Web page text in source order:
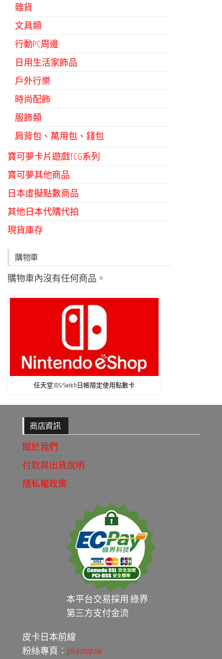
雜貨
文具類
行動PC周邊
日用生活家飾品
戶外行樂
時尚配飾
服飾類
肩背包、萬用包、錢包
寶可夢卡片遊戲TCG系列
寶可夢其他商品
日本虛擬點數商品
其他日本代購代拍
現貨庫存
購物車
購物車內沒有任何商品。
任天堂3DS/Switch日帳限定使用點數卡
商店資訊
關於我們
付款與出貨說明
隱私權政策
本平台交易採用 綠界
第三方支付金流
皮卡日本前線
粉絲專頁： pikashop.tw